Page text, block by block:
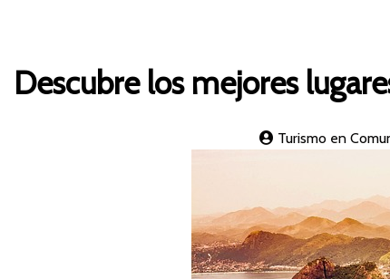
Descubre los mejores
Turismo en